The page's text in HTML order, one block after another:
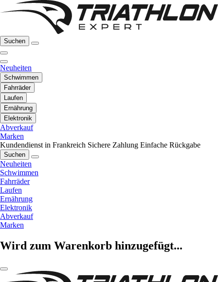
Suchen
Neuheiten
Schwimmen
Fahrräder
Laufen
Ernährung
Elektronik
Abverkauf
Marken
Kundendienst in Frankreich Sichere Zahlung Einfache Rückgabe
Suchen
Neuheiten
Schwimmen
Fahrräder
Laufen
Ernährung
Elektronik
Abverkauf
Marken
Wird zum Warenkorb hinzugefügt...